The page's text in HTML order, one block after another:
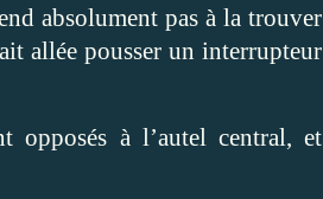
absolument pas à la trouver
allée pousser un interrupteur
opposés à l’autel central, et